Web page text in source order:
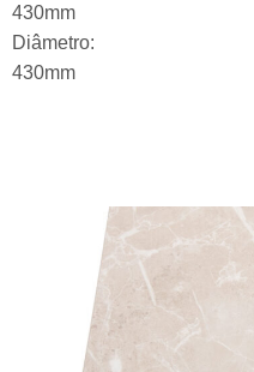
430mm
Diâmetro:
430mm